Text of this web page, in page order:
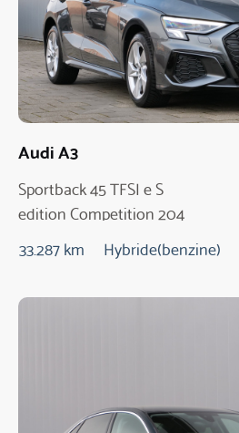
Audi A3
Sportback 45 TFSI e S
edition Competition 204
Pk Automaat
33.287 km Hybride(benzine)